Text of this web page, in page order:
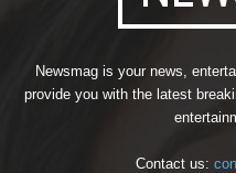
Newsmag is your news,
provide you with the latest
Contact us: